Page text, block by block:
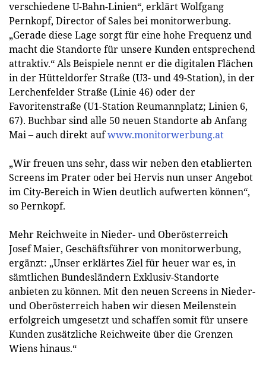
verschiedene U-Bahn-Linien“, erklärt Wolfgang
Pernkopf, Director of Sales bei monitorwerbung.
„Gerade diese Lage sorgt für eine hohe Frequenz und
macht die Standorte für unsere Kunden entsprechend
attraktiv.“ Als Beispiele nennt er die digitalen Flächen
in der Hütteldorfer Straße (U3- und 49-Station), in der
Lerchenfelder Straße (Linie 46) oder der
Favoritenstraße (U1-Station Reumannplatz; Linien 6,
67). Buchbar sind alle 50 neuen Standorte ab Anfang
Mai – auch direkt aufwww.monitorwerbung.at
„Wir freuen uns sehr, dass wir neben den etablierten
Screens im Prater oder bei Hervis nun unser Angebot
im City-Bereich in Wien deutlich aufwerten können“,
so Pernkopf.
Mehr Reichweite in Nieder- und Oberösterreich
Josef Maier, Geschäftsführer von monitorwerbung,
ergänzt: „Unser erklärtes Ziel für heuer war es, in
sämtlichen Bundesländern Exklusiv-Standorte
anbieten zu können. Mit den neuen Screens in Nieder-
und Oberösterreich haben wir diesen Meilenstein
erfolgreich umgesetzt und schaffen somit für unsere
Kunden zusätzliche Reichweite über die Grenzen
Wiens hinaus.“